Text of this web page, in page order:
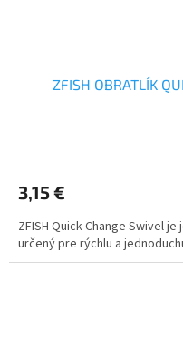
ZFISH OBRATLÍK
3,15 €
ZFISH Quick Change Swivel
určený pre rýchlu a